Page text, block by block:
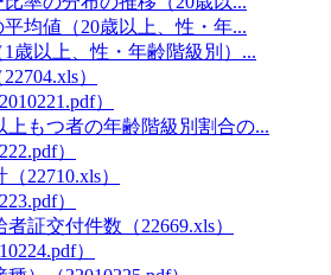
均値（20歳以上、性・年...
歳以上、性・年齢階級別）...
）
）
上もつ者の年齢階級別割合の...
）
22710.xls）
）
証交付件数（22669.xls）
）